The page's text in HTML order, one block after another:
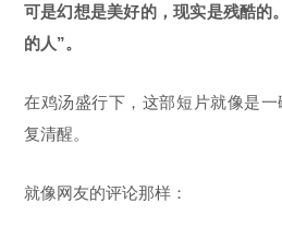
可是幻想是美好的，现实是残酷的
的人”。
在鸡汤盛行下，这部短片就像是
复清醒。
就像网友的评论那样：